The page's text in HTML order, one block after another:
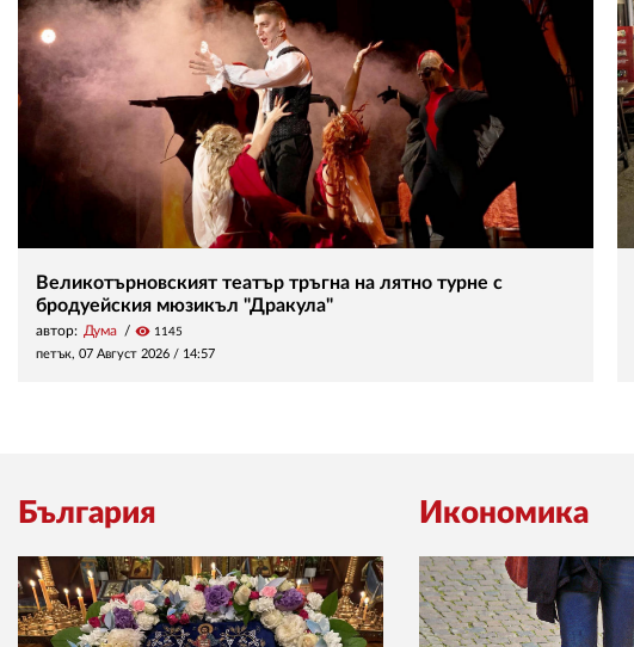
Великотърновският театър тръгна на лятно турне с
бродуейския мюзикъл "Дракула"
автор: Дума visibility 1145
петък, 07 Август 2026 / 14:57
България Икономика